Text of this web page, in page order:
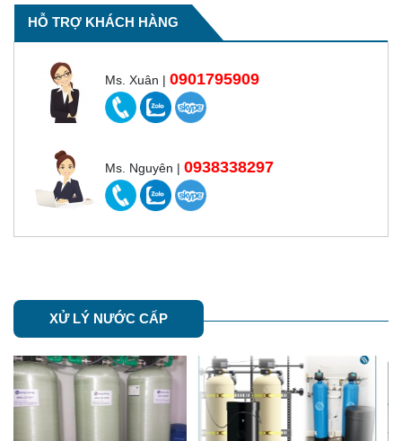
HỖ TRỢ KHÁCH HÀNG
Ms. Xuân | 0901795909
Ms. Nguyên | 0938338297
XỬ LÝ NƯỚC CẤP